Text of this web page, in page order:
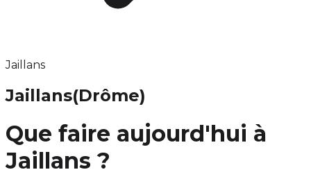
Jaillans
Jaillans(Drôme)
Que faire aujourd'hui à
Jaillans ?